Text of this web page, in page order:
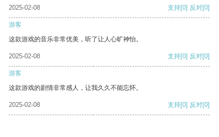
2025-02-08 支持[0] 反对[0]
游客
这款游戏的音乐非常优美，听了让人心旷神怡。
2025-02-08 支持[0] 反对[0]
游客
这款游戏的剧情非常感人，让我久久不能忘怀。
2025-02-08 支持[0] 反对[0]